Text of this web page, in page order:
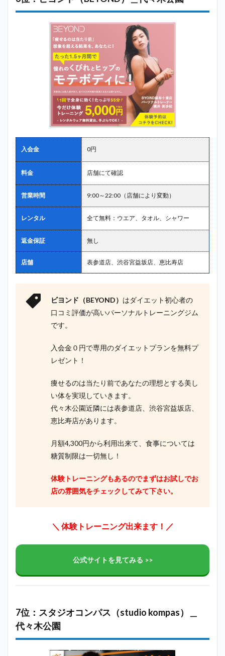
入会金 0円
料金 店舗にて確認
営業時間 9:00～22:00（店舗により変動）
レンタル 全て無料：ウエア、タオル、シャワー
返金保証 無し
店舗 表参道店、渋谷宮益坂店、恵比寿店
ビヨンド（BEYOND） はダイエット初心者の
口コミ評価が高いパーソナルトレーニングジム
です。
入会金０円で専用のダイエットプランを無料プ
レゼント！
痩せるのは当たり前であなたの理想とする美し
い体を実現していきます。
代々木公園近隣には表参道店、渋谷宮益坂店、
恵比寿店があります。
月額4,300円から利用出来て、食事については
糖質制限は一切無し！
体験トレーニングもあるのでまずはお試しでお
店の雰囲気をチェックしてみて下さい。
＼ 体験トレーニング出来ます！／
公式サイトを見てみる >>
7位：スタジオコンパス（studio kompas）＿
代々木公園